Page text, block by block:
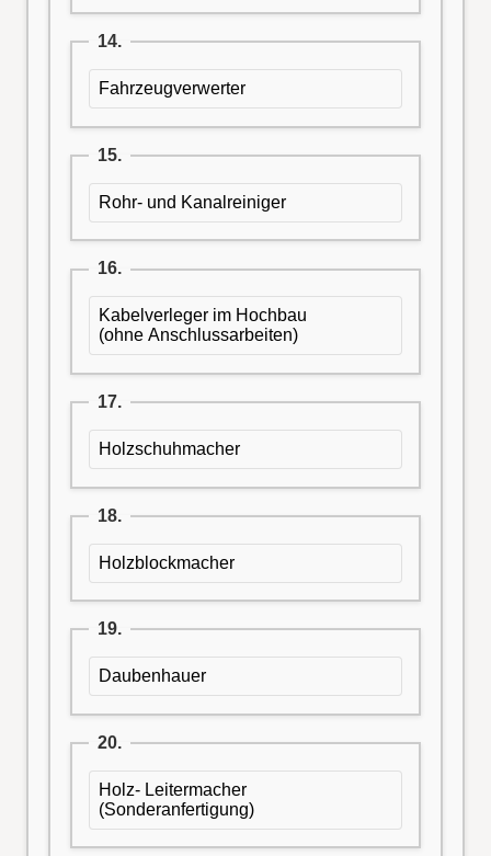
14.
Fahrzeugverwerter
15.
Rohr- und Kanalreiniger
16.
Kabelverleger im Hochbau
(ohne Anschlussarbeiten)
17.
Holzschuhmacher
18.
Holzblockmacher
19.
Daubenhauer
20.
Holz- Leitermacher
(Sonderanfertigung)